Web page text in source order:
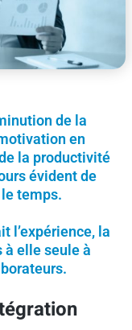
de la
en
la productivité
évident de
temps.
l’expérience, la
à elle seule à